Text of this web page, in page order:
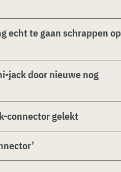
echt te gaan schrappen op
jack door nieuwe nog
connector gelekt